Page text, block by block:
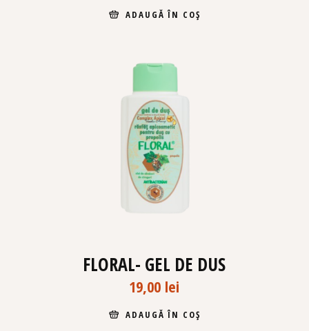
ADAUGĂ ÎN COȘ
FLORAL- GEL DE DUS
19,00 lei
ADAUGĂ ÎN COȘ